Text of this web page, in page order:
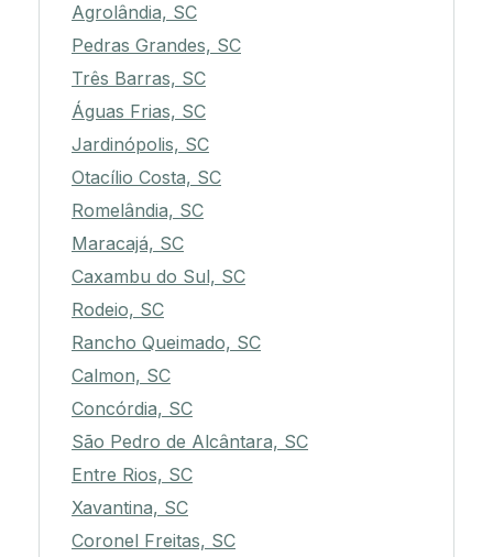
Agrolândia, SC
Pedras Grandes, SC
Três Barras, SC
Águas Frias, SC
Jardinópolis, SC
Otacílio Costa, SC
Romelândia, SC
Maracajá, SC
Caxambu do Sul, SC
Rodeio, SC
Rancho Queimado, SC
Calmon, SC
Concórdia, SC
São Pedro de Alcântara, SC
Entre Rios, SC
Xavantina, SC
Coronel Freitas, SC